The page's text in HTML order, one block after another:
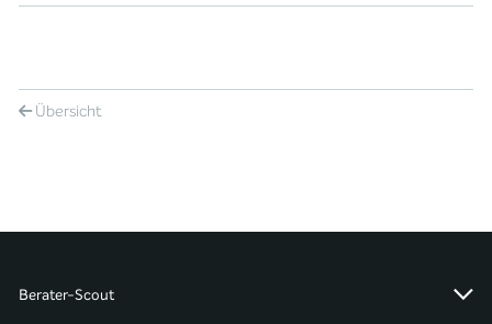
Übersicht
Berater-Scout